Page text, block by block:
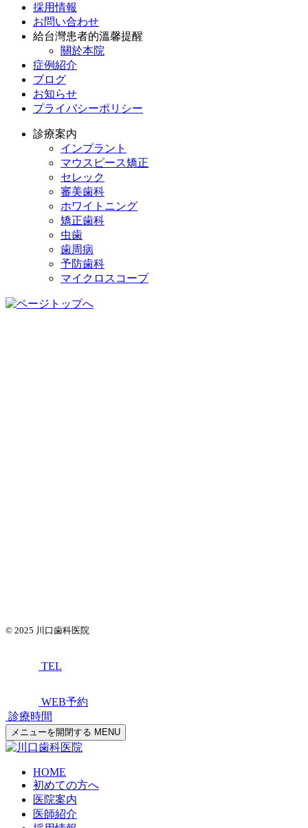
採用情報
お問い合わせ
給台灣患者的溫馨提醒
關於本院
症例紹介
ブログ
お知らせ
プライバシーポリシー
診療案内
インプラント
マウスピース矯正
セレック
審美歯科
ホワイトニング
矯正歯科
虫歯
歯周病
予防歯科
マイクロスコープ
© 2025 川口歯科医院
TEL
WEB予約
診療時間
メニューを開閉する MENU
HOME
初めての方へ
医院案内
医師紹介